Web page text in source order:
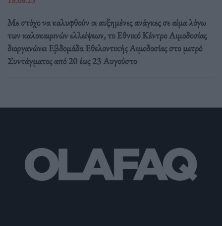
Με στόχο να καλυφθούν οι αυξημένες ανάγκες σε αίμα λόγω
των καλοκαιρινών ελλείψεων, το Εθνικό Κέντρο Αιμοδοσίας
διοργανώνει Εβδομάδα Εθελοντικής Αιμοδοσίας στο μετρό
Συντάγματος από 20 έως 23 Αυγούστο